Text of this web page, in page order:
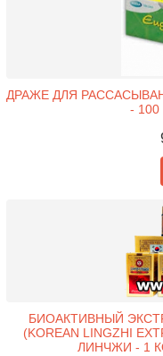
ДРАЖЕ ДЛЯ
-
БИОАКТИВНЫЙ
(KOREAN LINGZHI
ЛИНЧЖИ - 1